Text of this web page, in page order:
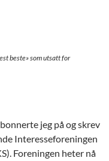
beste» som utsatt for
jeg på og skrev
Interesseforeningen
Foreningen heter nå